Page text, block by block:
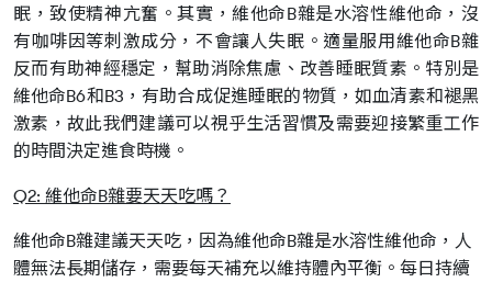
眠，致使精神亢奮。其實，維他命B雜是水溶性維他命，沒
有咖啡因等刺激成分，不會讓人失眠。適量服用維他命B雜
反而有助神經穩定，幫助消除焦慮、改善睡眠質素。特別是
維他命B6和B3，有助合成促進睡眠的物質，如血清素和褪黑
激素，故此我們建議可以視乎生活習慣及需要迎接繁重工作
的時間決定進食時機。
Q2: 維他命B雜要天天吃嗎？
維他命B雜建議天天吃，因為維他命B雜是水溶性維他命，人
體無法長期儲存，需要每天補充以維持體內平衡。每日持續